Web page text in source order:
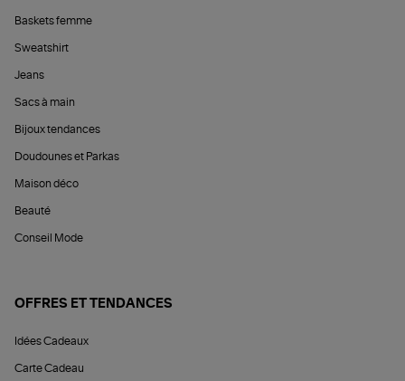
Baskets femme
Sweatshirt
Jeans
Sacs à main
Bijoux tendances
Doudounes et Parkas
Maison déco
Beauté
Conseil Mode
OFFRES ET TENDANCES
Idées Cadeaux
Carte Cadeau